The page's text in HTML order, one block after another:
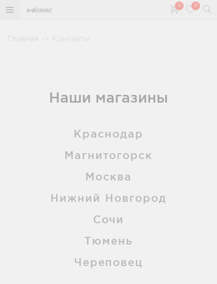
0 0
Наши магазины
Краснодар
Магнитогорск
Москва
Нижний Новгород
Сочи
Тюмень
Череповец